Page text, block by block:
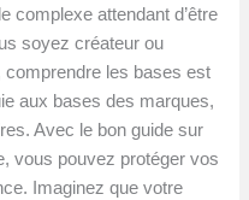
complexe attendant d’être
soyez créateur ou
les bases est
aux bases des marques,
Avec le bon guide sur
vous pouvez protéger vos
Imaginez que votre